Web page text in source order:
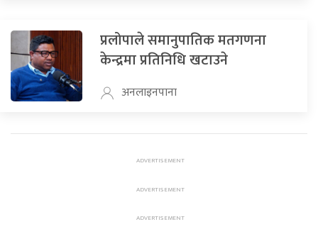
प्रलोपाले समानुपातिक मतगणना
केन्द्रमा प्रतिनिधि खटाउने
अनलाइनपाना